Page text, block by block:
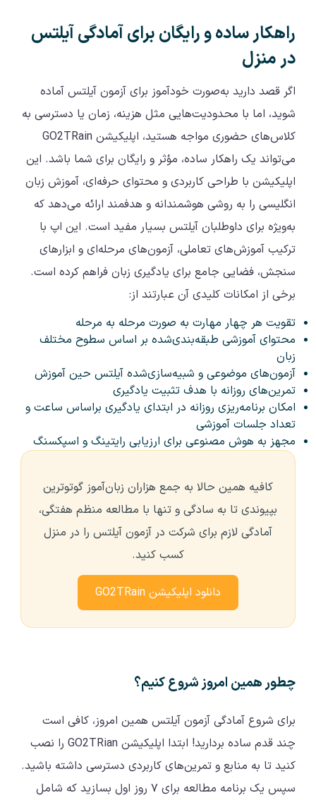
راهکار ساده و رایگان برای آمادگی آیلتس
در منزل
اگر قصد دارید به‌صورت خودآموز برای آزمون آیلتس آماده
شوید، اما با محدودیت‌هایی مثل هزینه، زمان یا دسترسی به
کلاس‌های حضوری مواجه هستید، اپلیکیشن GO2TRain
می‌تواند یک راهکار ساده، مؤثر و رایگان برای شما باشد. این
اپلیکیشن با طراحی کاربردی و محتوای حرفه‌ای، آموزش زبان
انگلیسی را به روشی هوشمندانه و هدفمند ارائه می‌دهد که
به‌ویژه برای داوطلبان آیلتس بسیار مفید است. این اپ با
ترکیب آموزش‌های تعاملی، آزمون‌های مرحله‌ای و ابزارهای
سنجش، فضایی جامع برای یادگیری زبان فراهم کرده است.
برخی از امکانات کلیدی آن عبارتند از:
تقویت هر چهار مهارت به صورت مرحله به مرحله
محتوای آموزشی طبقه‌بندی‌شده بر اساس سطوح مختلف
زبان
آزمون‌های موضوعی و شبیه‌سازی‌شده‌ آیلتس حین آموزش
تمرین‌های روزانه با هدف تثبیت یادگیری
امکان برنامه‌ریزی روزانه در ابتدای یادگیری براساس ساعت و
تعداد جلسات آموزشی
مجهز به هوش مصنوعی برای ارزیابی رایتینگ و اسپکسنگ
کافیه همین حالا به جمع هزاران زبان‌آموز گوتوترین
بپیوندی تا به سادگی و تنها با مطالعه منظم هفتگی،
آمادگی لازم برای شرکت در آزمون آیلتس را در منزل
کسب کنید.
دانلود اپلیکیشن GO2TRain
چطور همین امروز شروع کنیم؟
برای شروع آمادگی آزمون آیلتس همین امروز، کافی است
چند قدم ساده بردارید! ابتدا اپلیکیشن GO2TRian را نصب
کنید تا به منابع و تمرین‌های کاربردی دسترسی داشته باشید.
سپس یک برنامه مطالعه برای ۷ روز اول بسازید که شامل